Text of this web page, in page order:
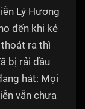
Lý Hương
đến khi kẻ
ra thì
bị rải dầu
hát: Mọi
vẫn chưa